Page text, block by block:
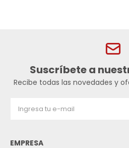
Suscríbete a
Recibe todas las novedades y
EMPRESA